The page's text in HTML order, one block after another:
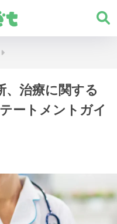
、治療に関する
ートメントガイ